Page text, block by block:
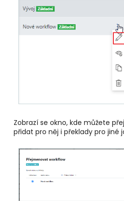
Zobrazí se okno, kde můžete
přidat pro něj i překlady pro jiné